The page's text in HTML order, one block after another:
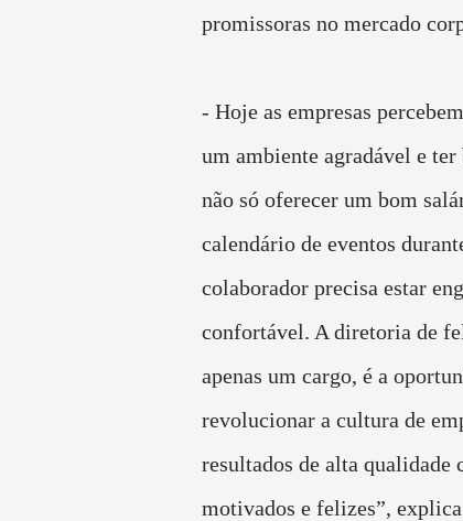
promissoras no mercado
- Hoje as empresas
um ambiente agradável e ter
não só oferecer um bom
calendário de eventos
colaborador precisa estar
confortável. A diretoria de
apenas um cargo, é a
revolucionar a cultura de
resultados de alta qualidade
motivados e felizes”,